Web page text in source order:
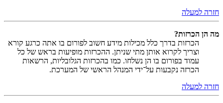
חזרה למעלה
מה הן הכרזות?
הכרזות בדרך כלל מכילות מידע חשוב לפורום בו אתה כרגע קורא
וצריך לקרוא אותן מתי שניתן. ההכרזות מופיעות בראש של כל
עמוד בפורום בו הן נשלחו. כמו בהכרזות הגלובליות, הרשאות
הכרזה נקבעות על־ידי המנהל הראשי של המערכת.
חזרה למעלה